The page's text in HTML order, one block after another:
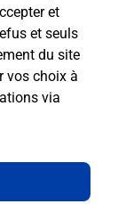
et
et seuls
du site
vos choix à
via